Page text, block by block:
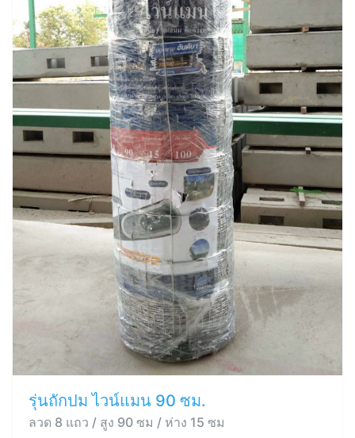
รุ่นถักปม ไวน์แมน 90 ซม.
ลวด 8 แถว / สูง 90 ซม / ห่าง 15 ซม